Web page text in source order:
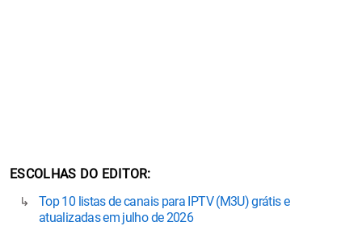
ESCOLHAS DO EDITOR
Top 10 listas de canais para IPTV (M3U) grátis e
atualizadas em julho de 2026